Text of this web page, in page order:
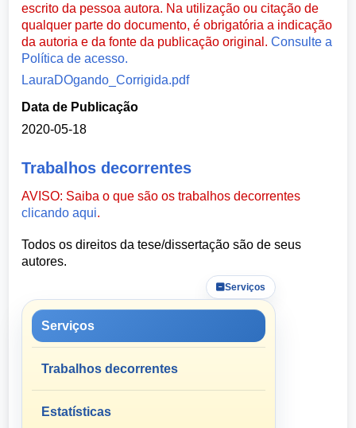
escrito da pessoa autora. Na utilização ou citação de
qualquer parte do documento, é obrigatória a indicação
da autoria e da fonte da publicação original.Consulte a
Política de acesso.
LauraDOgando_Corrigida.pdf
Data de Publicação
2020-05-18
Trabalhos decorrentes
AVISO: Saiba o que são os trabalhos decorrentes
clicando aqui.
Todos os direitos da tese/dissertação são de seus
autores.
Serviços
Serviços
Trabalhos decorrentes
Estatísticas